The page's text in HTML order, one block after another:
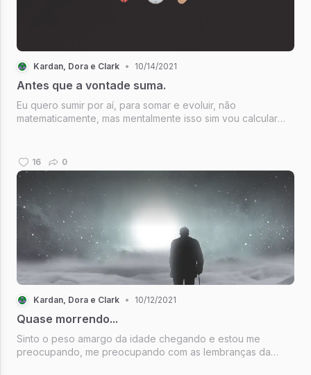
Kardan, Dora e Clark • 10/14/2021
Antes que a vontade suma.
Eu quero sumir por aí, para somar e evoluir, não
matematicamente, mas mentalmente isso sim vou calcular
mas primeiro, eu vou s...
16 0
Kardan, Dora e Clark • 10/12/2021
Quase morrendo...
Sinto o peso amargo da idade chegando e estou me
preocupando, me preocupando com as lembranças da